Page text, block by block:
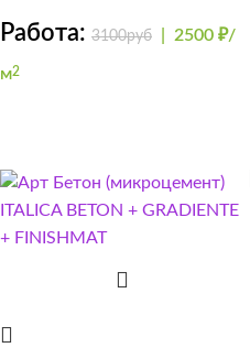
Работа: 3100руб 2500 ₽/
м2